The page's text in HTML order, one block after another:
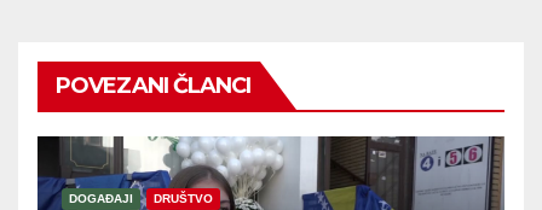
POVEZANI ČLANCI
DOGAĐAJI DRUŠTVO